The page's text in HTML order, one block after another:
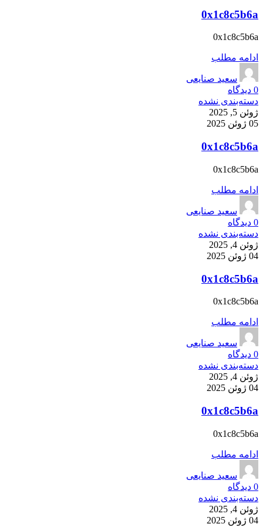
0x1c8c5b6a
0x1c8c5b6a
ادامه مطلب
سعید صنایعی
0 دیدگاه
دسته‌بندی نشده
ژوئن 5, 2025
05 ژوئن 2025
0x1c8c5b6a
0x1c8c5b6a
ادامه مطلب
سعید صنایعی
0 دیدگاه
دسته‌بندی نشده
ژوئن 4, 2025
04 ژوئن 2025
0x1c8c5b6a
0x1c8c5b6a
ادامه مطلب
سعید صنایعی
0 دیدگاه
دسته‌بندی نشده
ژوئن 4, 2025
04 ژوئن 2025
0x1c8c5b6a
0x1c8c5b6a
ادامه مطلب
سعید صنایعی
0 دیدگاه
دسته‌بندی نشده
ژوئن 4, 2025
04 ژوئن 2025